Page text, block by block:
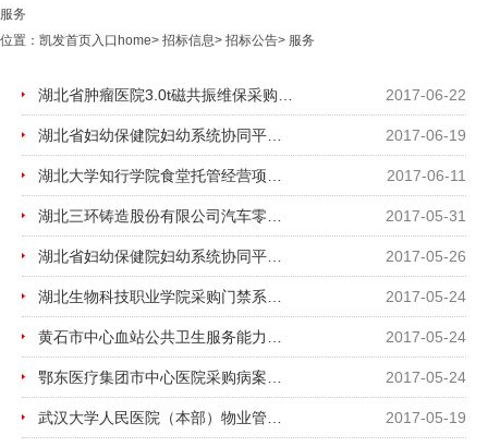
服务
位置： 凯发首页入口home> 招标信息> 招标公告> 服务
2017-06-22
2017-06-19
2017-06-11
2017-05-31
2017-05-26
2017-05-24
2017-05-24
2017-05-24
2017-05-19